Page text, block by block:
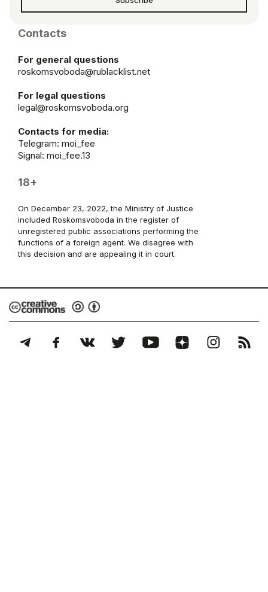
Contacts
For general questions
roskomsvoboda@rublacklist.net
For legal questions
legal@roskomsvoboda.org
Contacts for media:
Telegram: moi_fee
Signal: moi_fee.13
18+
On December 23, 2022, the Ministry of Justice
included Roskomsvoboda in the register of
unregistered public associations performing the
functions of a foreign agent. We disagree with
this decision and are appealing it in court.